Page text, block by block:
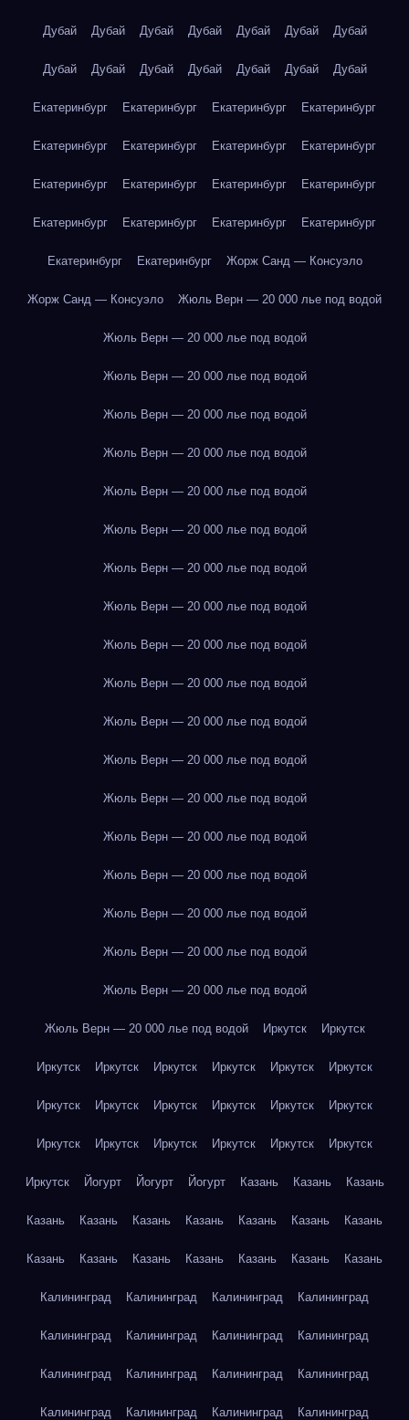
Дубай Дубай Дубай Дубай Дубай Дубай Дубай
Дубай Дубай Дубай Дубай Дубай Дубай Дубай
Екатеринбург Екатеринбург Екатеринбург Екатеринбург
Екатеринбург Екатеринбург Екатеринбург Екатеринбург
Екатеринбург Екатеринбург Екатеринбург Екатеринбург
Екатеринбург Екатеринбург Екатеринбург Екатеринбург
Екатеринбург Екатеринбург Жорж Санд — Консуэло
Жорж Санд — Консуэло Жюль Верн — 20 000 лье под водой
Жюль Верн — 20 000 лье под водой
Жюль Верн — 20 000 лье под водой
Жюль Верн — 20 000 лье под водой
Жюль Верн — 20 000 лье под водой
Жюль Верн — 20 000 лье под водой
Жюль Верн — 20 000 лье под водой
Жюль Верн — 20 000 лье под водой
Жюль Верн — 20 000 лье под водой
Жюль Верн — 20 000 лье под водой
Жюль Верн — 20 000 лье под водой
Жюль Верн — 20 000 лье под водой
Жюль Верн — 20 000 лье под водой
Жюль Верн — 20 000 лье под водой
Жюль Верн — 20 000 лье под водой
Жюль Верн — 20 000 лье под водой
Жюль Верн — 20 000 лье под водой
Жюль Верн — 20 000 лье под водой
Жюль Верн — 20 000 лье под водой
Жюль Верн — 20 000 лье под водой Иркутск Иркутск
Иркутск Иркутск Иркутск Иркутск Иркутск Иркутск
Иркутск Иркутск Иркутск Иркутск Иркутск Иркутск
Иркутск Иркутск Иркутск Иркутск Иркутск Иркутск
Иркутск Йогурт Йогурт Йогурт Казань Казань Казань
Казань Казань Казань Казань Казань Казань Казань
Казань Казань Казань Казань Казань Казань Казань
Калининград Калининград Калининград Калининград
Калининград Калининград Калининград Калининград
Калининград Калининград Калининград Калининград
Калининград Калининград Калининград Калининград